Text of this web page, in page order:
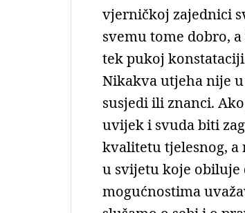
vjerničkoj zajednici
svemu tome dobro,
tek pukoj
Nikakva utjeha nije
susjedi ili znanci.
uvijek i svuda biti
kvalitetu tjelesnog, a
u svijetu koje
mogućnostima